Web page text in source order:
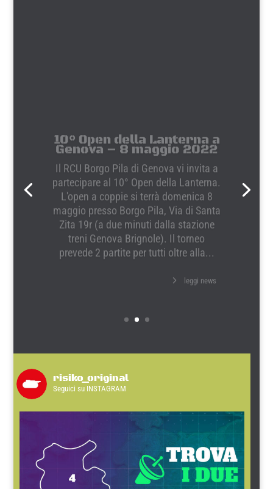
Genova – 8 maggio 2022
Il RCU Borgo Pila di Genova vi invita a
partecipare al 10° Open della Lanterna.
L'open a coppie si terrà domenica 8
maggio presso Borgo Pila, Via di Santa
Zita 19r (a due minuti dalla stazione
treni Genova Brignole). Il torneo
prevede 2 partite per tutti oltre alla...
risiko_original
Seguici su INSTAGRAM